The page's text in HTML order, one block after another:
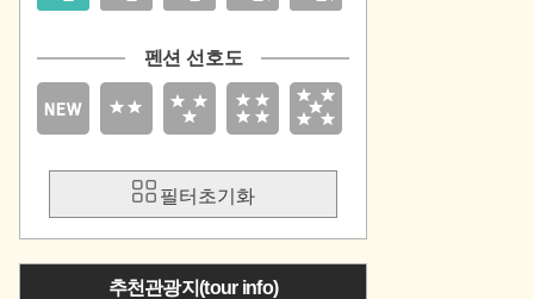
펜션 선호도
필터초기화
추천관광지(tour info)